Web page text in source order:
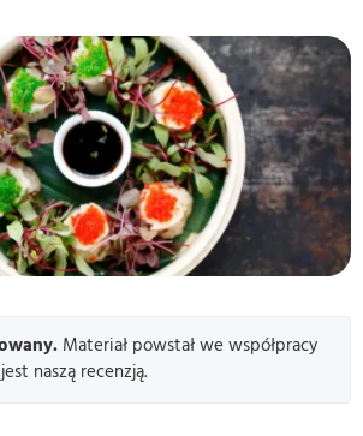
Materiał powstał we współpracy
naszą recenzją.